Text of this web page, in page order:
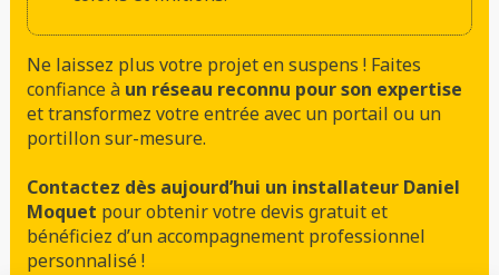
Ne laissez plus votre projet en suspens ! Faites
confiance à un réseau reconnu pour son expertise
et transformez votre entrée avec un portail ou un
portillon sur-mesure.
Contactez dès aujourd’hui un installateur Daniel
Moquet pour obtenir votre devis gratuit et
bénéficiez d’un accompagnement professionnel
personnalisé !